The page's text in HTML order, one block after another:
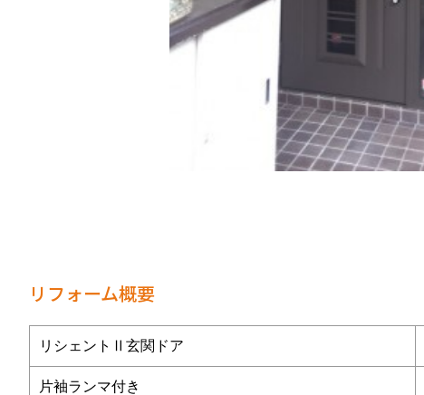
リフォーム概要
リシェントⅡ玄関ドア
片袖ランマ付き